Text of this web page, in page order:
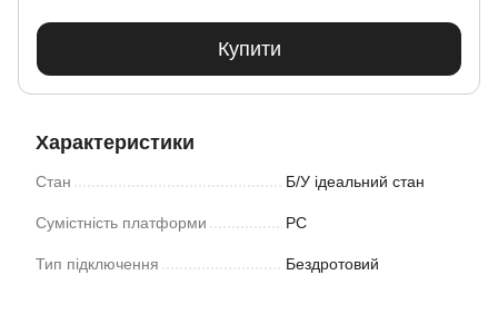
Купити
Характеристики
Стан Б/У ідеальний стан
Сумістність платформи PC
Тип підключення Бездротовий